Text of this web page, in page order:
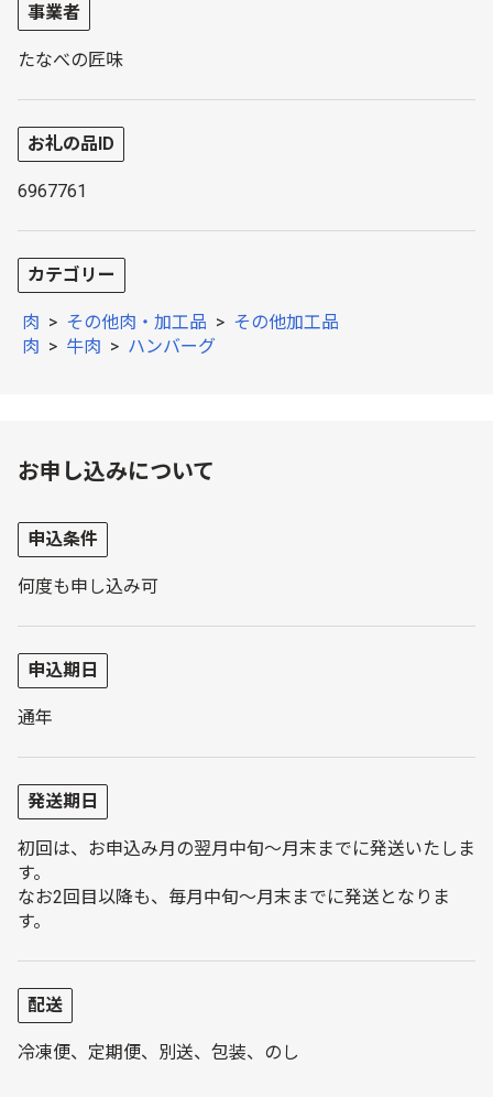
事業者
たなべの匠味
お礼の品ID
6967761
カテゴリー
肉 > その他肉・加工品 > その他加工品
肉 > 牛肉 > ハンバーグ
お申し込みについて
申込条件
何度も申し込み可
申込期日
通年
発送期日
初回は、お申込み月の翌月中旬～月末までに発送いたしま
す。
なお2回目以降も、毎月中旬～月末までに発送となりま
す。
配送
冷凍便、定期便、別送、包装、のし